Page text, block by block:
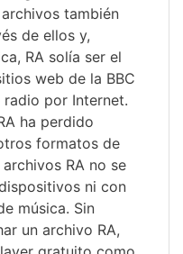
también
de ellos y,
RA solía ser el
web de la BBC
por Internet.
ha perdido
formatos de
RA no se
ni con
música. Sin
un archivo RA,